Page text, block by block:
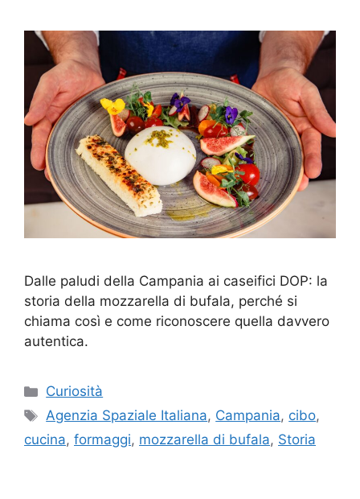
Dalle paludi della Campania ai caseifici DOP: la
storia della mozzarella di bufala, perché si
chiama così e come riconoscere quella davvero
autentica.
Categorie
Curiosità
Tag
Agenzia Spaziale Italiana, Campania, cibo,
cucina, formaggi, mozzarella di bufala, Storia